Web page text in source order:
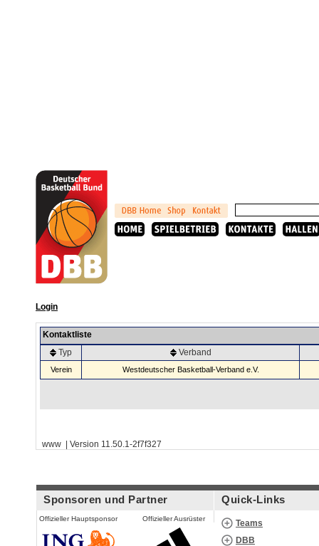
Login
Kontaktliste
Typ
Verband
Verein Westdeutscher Basketball-Verband e.V.
www | Version 11.50.1-2f7f327
Sponsoren und Partner
Offizieller Hauptsponsor Offizieller Ausrüster
Quick-Links
Teams
DBB